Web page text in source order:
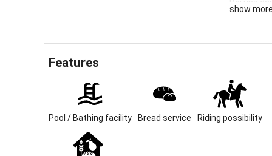
Bei uns
Landleben
Allgaeu
Ideal
show more
Features
Pool / Bathing facility Bread service Riding possibility